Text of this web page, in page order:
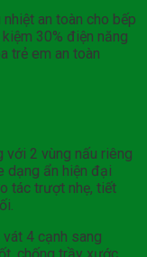
an toàn cho bếp
30% điện năng
trẻ em an toàn
2 vùng nấu riêng
dạng ẩn hiện đại
tác trượt nhẹ, tiết
4 cạnh sang